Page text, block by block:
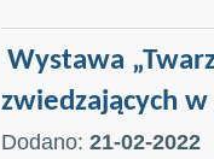
Wystawa
zwiedzających
Dodano: 21-02-2022